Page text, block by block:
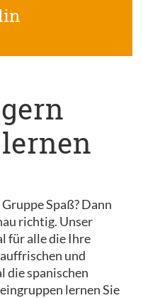
Spaß? Dann
richtig. Unser
für alle die Ihre
und
die spanischen
lernen Sie